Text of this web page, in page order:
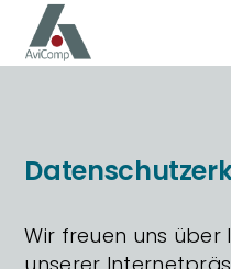
Zum
Inhalt
Produkte
AviComp
Wir freuen uns über